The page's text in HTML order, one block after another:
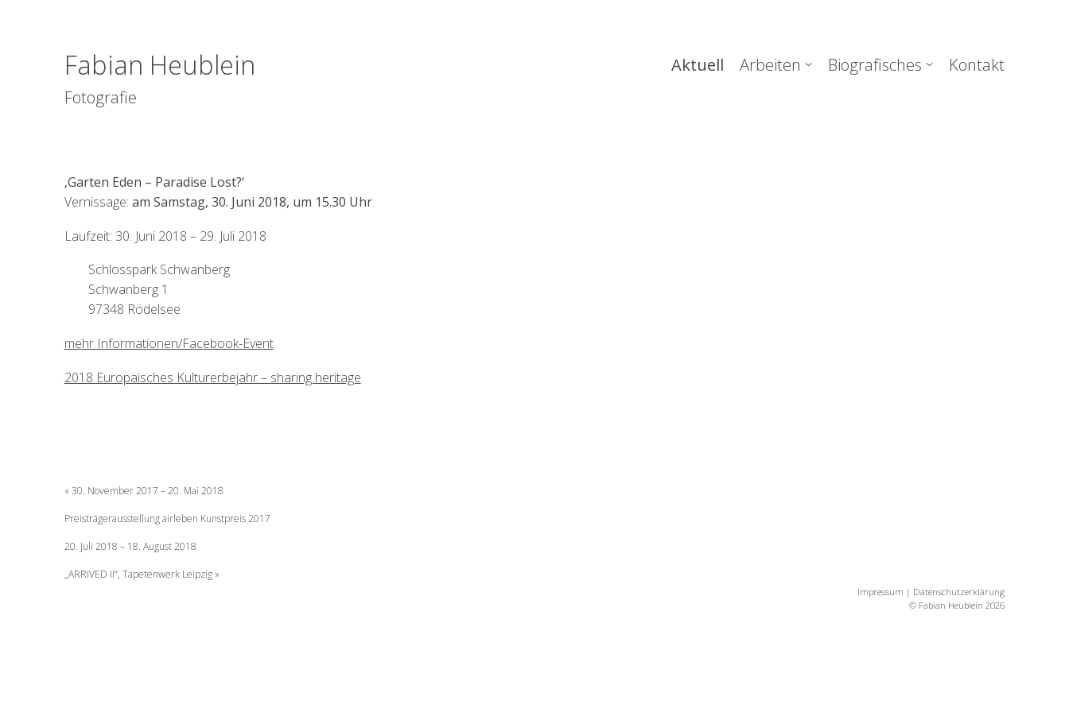
Fabian Heublein
Fotografie
Hauptnavigation
Aktuell Arbeiten Biografisches Kontakt
‚Garten Eden – Paradise Lost?‘
Vernissage: am Samstag, 30. Juni 2018, um 15.30 Uhr
Laufzeit: 30. Juni 2018 – 29. Juli 2018
Schlosspark Schwanberg
Schwanberg 1
97348 Rödelsee
mehr Informationen/Facebook-Event
2018 Europäisches Kulturerbejahr – sharing heritage
Beitragsnavigation
30. November 2017 – 20. Mai 2018
Preisträgerausstellung airleben Kunstpreis 2017
20. Juli 2018 – 18. August 2018
„ARRIVED II“, Tapetenwerk Leipzig
Impressum | Datenschutzerklärung
© Fabian Heublein 2026